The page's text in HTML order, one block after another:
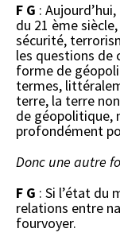
F G :
du 21 ème
sécurité,
les questions de
forme de
termes,
terre, la terre
de géopolitique,
profondément
Donc une autre
F G : Si l’état du
relations entre
fourvoyer.